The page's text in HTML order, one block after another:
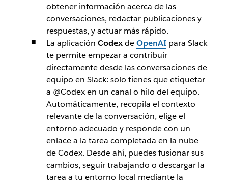
obtener información acerca de las
conversaciones, redactar publicaciones y
respuestas, y actuar más rápido.
La aplicación CodexdeOpenAIpara Slack
te permite empezar a contribuir
directamente desde las conversaciones de
equipo en Slack: solo tienes que etiquetar
a @Codexen un canal o hilo del equipo.
Automáticamente, recopila el contexto
relevante de la conversación, elige el
entorno adecuado y responde con un
enlace a la tarea completada en la nube
de Codex. Desde ahí, puedes fusionar sus
cambios, seguir trabajando o descargar la
tarea a tu entorno local mediante la